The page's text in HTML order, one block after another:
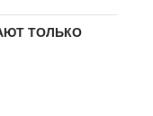
ТОЛЬКО